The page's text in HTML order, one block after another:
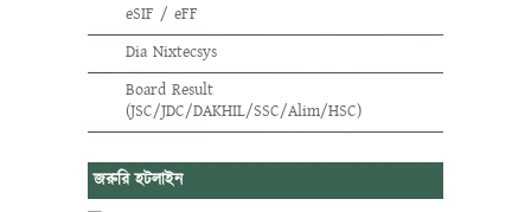
eSIF / eFF
Dia Nixtecsys
Board Result
(JSC/JDC/DAKHIL/SSC/Alim/HSC)
জরুরি হটলাইন